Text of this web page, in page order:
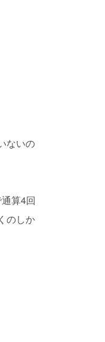
ないの
算4回
のしか